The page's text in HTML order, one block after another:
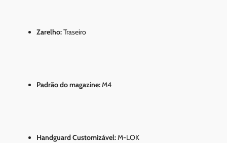
Zarelho:Traseiro
Padrão do magazine:M4
Handguard Customizável:M-LOK